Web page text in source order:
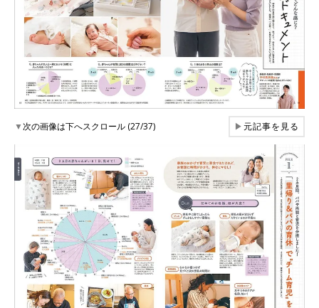
▼次の画像は下へスクロール (27/37) ▶元記事を見る